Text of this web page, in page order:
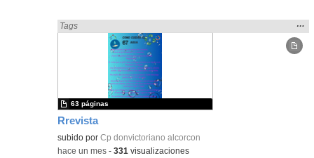
Rrevista
Encontrado «Periódicos y revistas» en:
Tags
la
…
subido porCp donvictoriano alcorcon
63 páginas
-hace un mes -331 visualizaciones